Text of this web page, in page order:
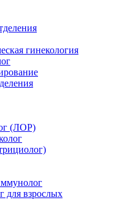
гинекология
(ЛОР)
для взрослых